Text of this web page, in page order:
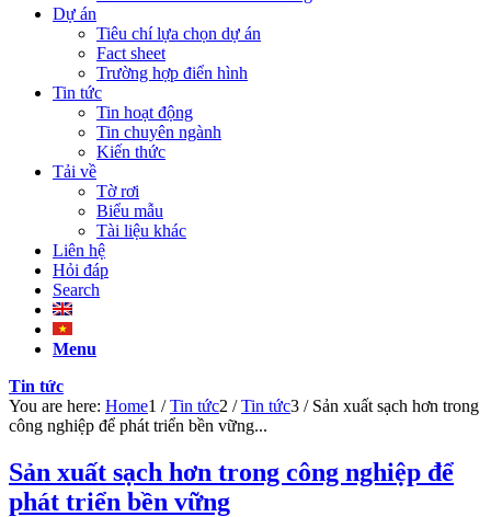
Dự án
Tiêu chí lựa chọn dự án
Fact sheet
Trường hợp điển hình
Tin tức
Tin hoạt động
Tin chuyên ngành
Kiến thức
Tải về
Tờ rơi
Biểu mẫu
Tài liệu khác
Liên hệ
Hỏi đáp
Search
Menu
Tin tức
You are here: Home1 / Tin tức2 / Tin tức3 / Sản xuất sạch hơn trong
công nghiệp để phát triển bền vững...
Sản xuất sạch hơn trong công nghiệp để
phát triển bền vững